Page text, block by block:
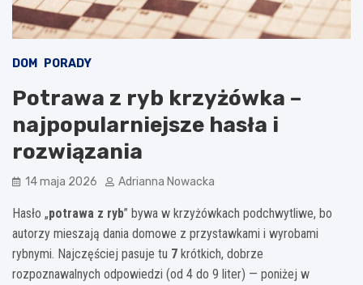
DOM PORADY
Potrawa z ryb krzyżówka –
najpopularniejsze hasła i
rozwiązania
14 maja 2026 Adrianna Nowacka
Hasło „potrawa z ryb” bywa w krzyżówkach podchwytliwe, bo
autorzy mieszają dania domowe z przystawkami i wyrobami
rybnymi. Najczęściej pasuje tu 7 krótkich, dobrze
rozpoznawalnych odpowiedzi (od 4 do 9 liter) — poniżej w